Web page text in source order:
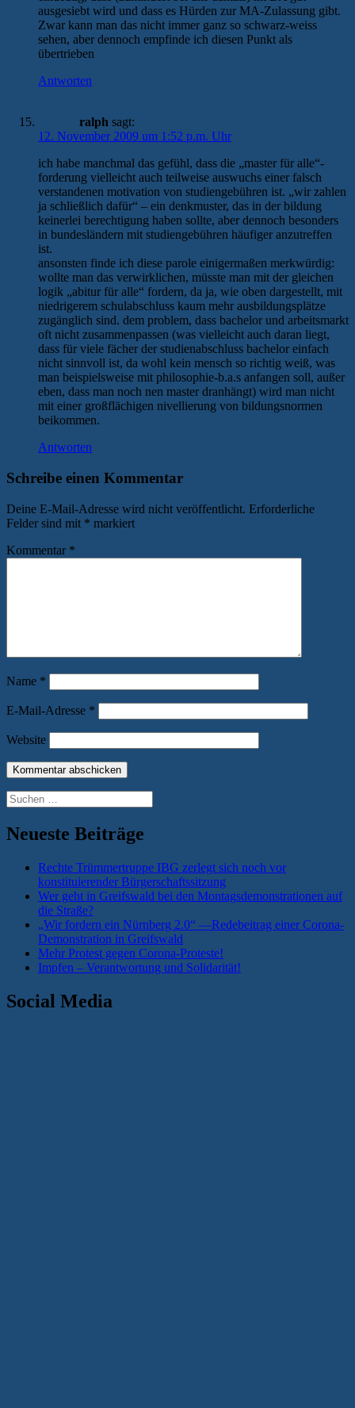
ausgesiebt wird und dass es Hürden zur MA-Zulassung gibt.
Zwar kann man das nicht immer ganz so schwarz-weiss
sehen, aber dennoch empfinde ich diesen Punkt als
übertrieben
Antworten
ralph sagt:
12. November 2009 um 1:52 p.m. Uhr
ich habe manchmal das gefühl, dass die „master für alle“-
forderung vielleicht auch teilweise auswuchs einer falsch
verstandenen motivation von studiengebühren ist. „wir zahlen
ja schließlich dafür“ – ein denkmuster, das in der bildung
keinerlei berechtigung haben sollte, aber dennoch besonders
in bundesländern mit studiengebühren häufiger anzutreffen
ist.
ansonsten finde ich diese parole einigermaßen merkwürdig:
wollte man das verwirklichen, müsste man mit der gleichen
logik „abitur für alle“ fordern, da ja, wie oben dargestellt, mit
niedrigerem schulabschluss kaum mehr ausbildungsplätze
zugänglich sind. dem problem, dass bachelor und arbeitsmarkt
oft nicht zusammenpassen (was vielleicht auch daran liegt,
dass für viele fächer der studienabschluss bachelor einfach
nicht sinnvoll ist, da wohl kein mensch so richtig weiß, was
man beispielsweise mit philosophie-b.a.s anfangen soll, außer
eben, dass man noch nen master dranhängt) wird man nicht
mit einer großflächigen nivellierung von bildungsnormen
beikommen.
Antworten
Schreibe einen Kommentar
Deine E-Mail-Adresse wird nicht veröffentlicht. Erforderliche
Felder sind mit * markiert
Kommentar *
Name *
E-Mail-Adresse *
Website
Suchen
nach:
Neueste Beiträge
Rechte Trümmertruppe IBG zerlegt sich noch vor
konstituierender Bürgerschaftssitzung
Wer geht in Greifswald bei den Montagsdemonstrationen auf
die Straße?
„Wir fordern ein Nürnberg 2.0“ —Redebeitrag einer Corona-
Demonstration in Greifswald
Mehr Protest gegen Corona-Proteste!
Impfen – Verantwortung und Solidarität!
Social Media